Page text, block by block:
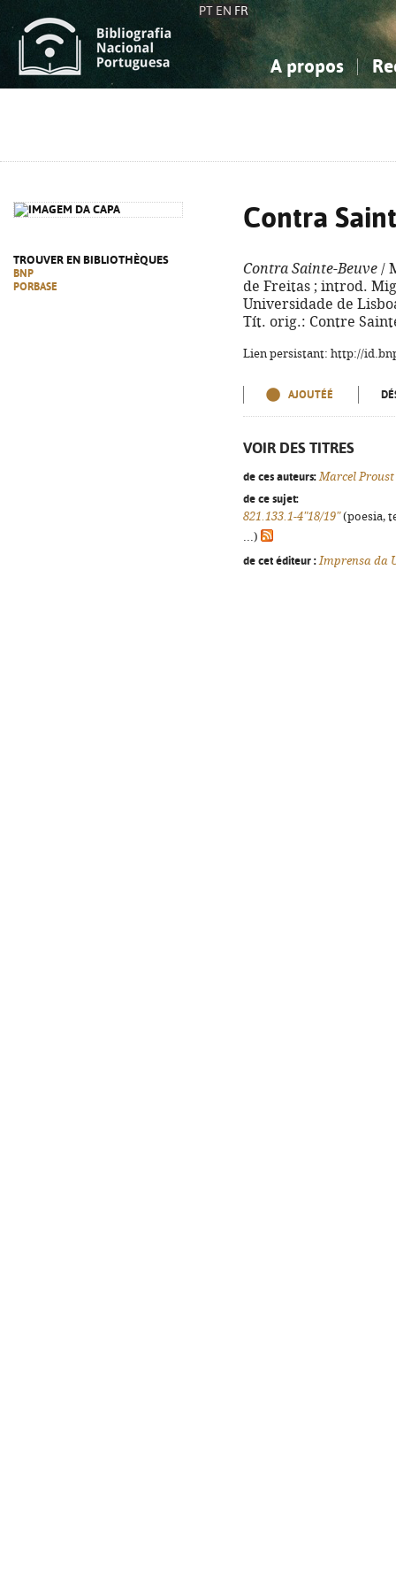
PT EN FR
A propos
TROUVER EN BIBLIOTHÈQUES
BNP
PORBASE
Contra
Contra Sainte-Beuve /
de Freitas ; introd.
Universidade de
Tít. orig.: Contre
Lien persistant: http://
AJOUTÉÉ
VOIR DES TITRES
de ces auteurs: Marcel Proust
de ce sujet:
821.133.1-4"18/19"(poesia,
...)
de cet éditeur : Imprensa da